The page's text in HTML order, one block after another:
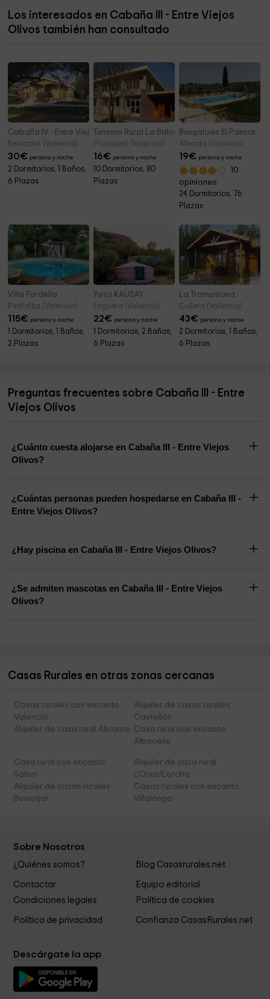
Cementeri 8,5 km
Los interesados en Cabaña III - Entre Viejos
Olivos también han consultado
Cabaña IV - Entre Viejos Olivos
Benicolet (Valencia)
30€ persona y noche
2 Dormitorios, 1 Baños,
6 Plazas
Turismo Rural La Balsa
Picassent (Valencia)
16€ persona y noche
10 Dormitorios, 80
Plazas
Bungalows El Pansat
Albaida (Valencia)
19€ persona y noche
10
opiniones
24 Dormitorios, 76
Plazas
Villa Fardella
Pedralba (Valencia)
115€ persona y noche
1 Dormitorios, 1 Baños,
2 Plazas
Yurta KAUSAY
Enguera (Valencia)
22€ persona y noche
1 Dormitorios, 2 Baños,
6 Plazas
La Tramuntana
Cullera (Valencia)
43€ persona y noche
2 Dormitorios, 1 Baños,
6 Plazas
Preguntas frecuentes sobre Cabaña III - Entre
Viejos Olivos
¿Cuánto cuesta alojarse en Cabaña III - Entre Viejos
Olivos?
¿Cuántas personas pueden hospedarse en Cabaña III -
Entre Viejos Olivos?
¿Hay piscina en Cabaña III - Entre Viejos Olivos?
¿Se admiten mascotas en Cabaña III - Entre Viejos
Olivos?
Casas Rurales en otras zonas cercanas
Casas rurales con encanto
Valencia
Alquiler de casas rurales
Castellón
Alquiler de casa rural Alicante Casa rural con encanto
Albacete
Casa rural con encanto
Salem
Alquiler de casa rural
L'Orxa/Lorcha
Alquiler de casas rurales
Beniatjar
Casas rurales con encanto
Villalonga
Sobre Nosotros
¿Quiénes somos? Blog Casasrurales.net
Contactar
Equipo editorial
Condiciones legales
Política de cookies
Política de privacidad Confianza CasasRurales.net
Descárgate la app